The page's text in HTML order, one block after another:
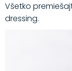
Všetko
dressing.